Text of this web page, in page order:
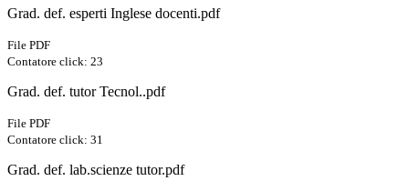
Grad. def. esperti Inglese docenti.pdf
File PDF
Contatore click: 23
Grad. def. tutor Tecnol..pdf
File PDF
Contatore click: 31
Grad. def. lab.scienze tutor.pdf